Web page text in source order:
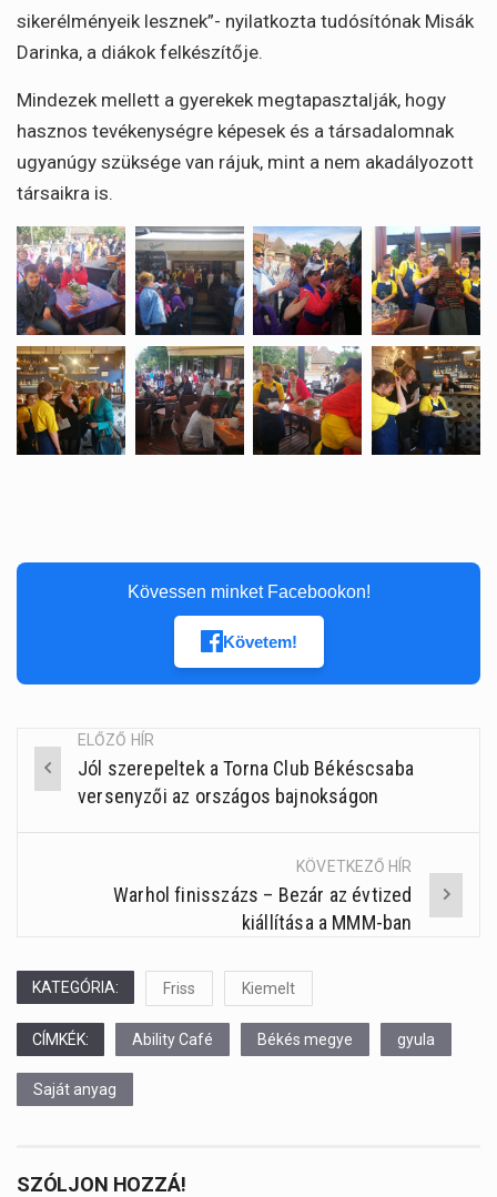
sikerélményeik lesznek”- nyilatkozta tudósítónak Misák
Darinka, a diákok felkészítője.
Mindezek mellett a gyerekek megtapasztalják, hogy
hasznos tevékenységre képesek és a társadalomnak
ugyanúgy szüksége van rájuk, mint a nem akadályozott
társaikra is.
Kövessen minket Facebookon!
Követem!
Post
navigation
ELŐZŐ HÍR
Jól szerepeltek a Torna Club Békéscsaba
versenyzői az országos bajnokságon
KÖVETKEZŐ HÍR
Warhol finisszázs – Bezár az évtized
kiállítása a MMM-ban
KATEGÓRIA: Friss Kiemelt
CÍMKÉK: Ability Café Békés megye gyula
Saját anyag
SZÓLJON HOZZÁ!